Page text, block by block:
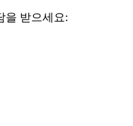
을 받으세요: